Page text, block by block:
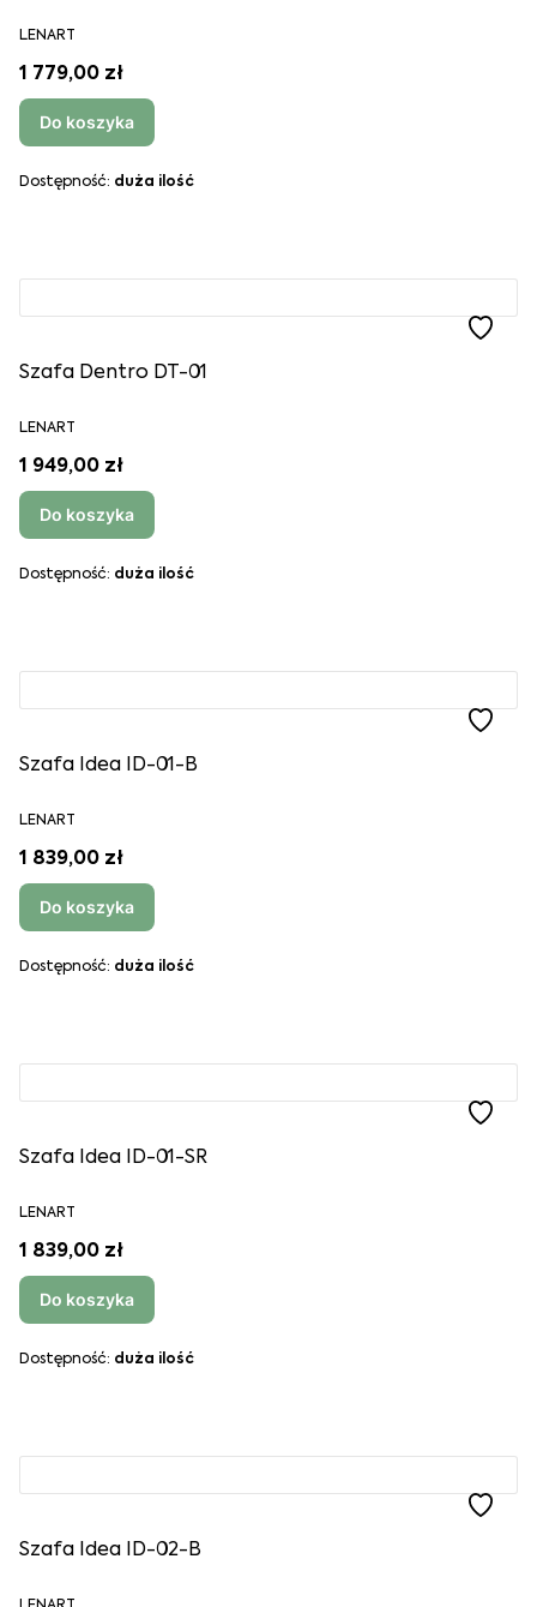
LENART
1 779,00 zł
Do koszyka
Dostępność: duża ilość
Szafa Dentro DT-01
LENART
1 949,00 zł
Do koszyka
Dostępność: duża ilość
Szafa Idea ID-01-B
LENART
1 839,00 zł
Do koszyka
Dostępność: duża ilość
Szafa Idea ID-01-SR
LENART
1 839,00 zł
Do koszyka
Dostępność: duża ilość
Szafa Idea ID-02-B